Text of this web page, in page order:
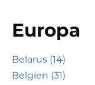
Europa
Belarus (14)
Belgien (31)